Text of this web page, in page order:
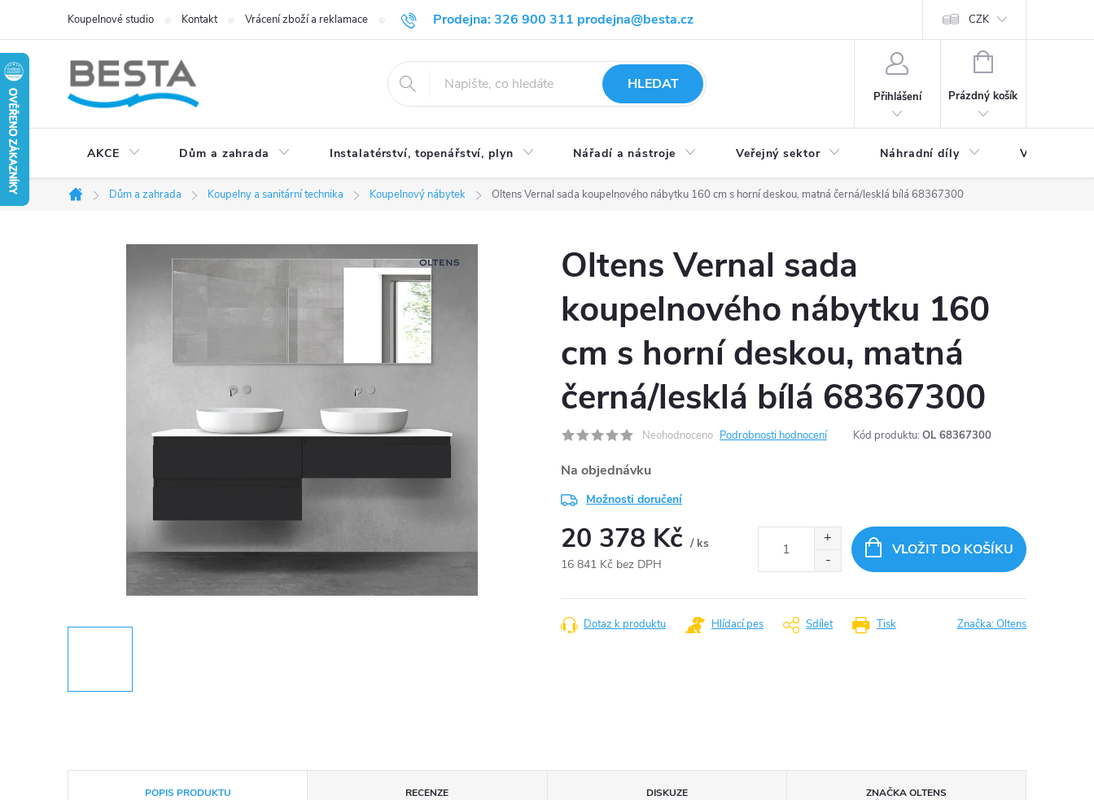
obsah
Prodejna: 326 900 311 prodejna@besta.cz
Koupelnové studio Kontakt Vrácení zboží a reklamace Blog Obchodní podmínky Ochrana osobních údajů CZK
HLEDAT
Přihlášení
NÁKUPNÍ
Prázdný košík
AKCE Dům a zahrada Instalatérství, topenářství, plyn Nářadí a nástroje Veřejný sektor Náhradní díly Výprodej a
Domů
Dům a zahrada Koupelny a sanitární technika Koupelnový nábytek Oltens Vernal sada koupelnového nábytku 160 cm s horní deskou, matná černá/lesklá bílá 68367300
Oltens Vernal sada
koupelnového nábytku 160
cm s horní deskou, matná
černá/lesklá bílá 68367300
Neohodnoceno Podrobnosti hodnocení Kód produktu: OL 68367300
Na objednávku
Možnosti doručení
20 378 Kč / ks
16 841 Kč bez DPH
cena:
VLOŽIT DO KOŠÍKU
Tisk
Dotaz k produktu Hlídací pes Sdílet Značka:Oltens
POPIS PRODUKTU RECENZE DISKUZE ZNAČKAOLTENS